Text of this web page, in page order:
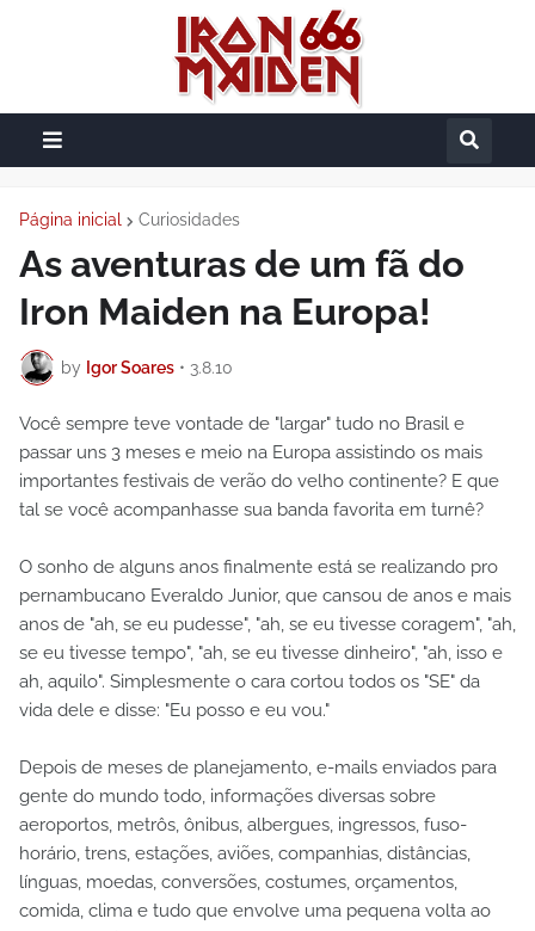
Página inicial Curiosidades
As aventuras de um fã do
Iron Maiden na Europa!
by Igor Soares • 3.8.10
Você sempre teve vontade de "largar" tudo no Brasil e
passar uns 3 meses e meio na Europa assistindo os mais
importantes festivais de verão do velho continente? E que
tal se você acompanhasse sua banda favorita em turnê?
O sonho de alguns anos finalmente está se realizando pro
pernambucano Everaldo Junior, que cansou de anos e mais
anos de "ah, se eu pudesse", "ah, se eu tivesse coragem", "ah,
se eu tivesse tempo", "ah, se eu tivesse dinheiro", "ah, isso e
ah, aquilo". Simplesmente o cara cortou todos os "SE" da
vida dele e disse: "Eu posso e eu vou."
Depois de meses de planejamento, e-mails enviados para
gente do mundo todo, informações diversas sobre
aeroportos, metrôs, ônibus, albergues, ingressos, fuso-
horário, trens, estações, aviões, companhias, distâncias,
línguas, moedas, conversões, costumes, orçamentos,
comida, clima e tudo que envolve uma pequena volta ao